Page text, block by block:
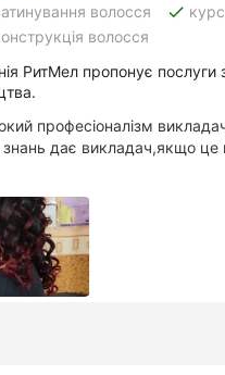
волосся done
волосся
РитМел пропонує послуги
професіоналізм
знань дає викладач,якщо це